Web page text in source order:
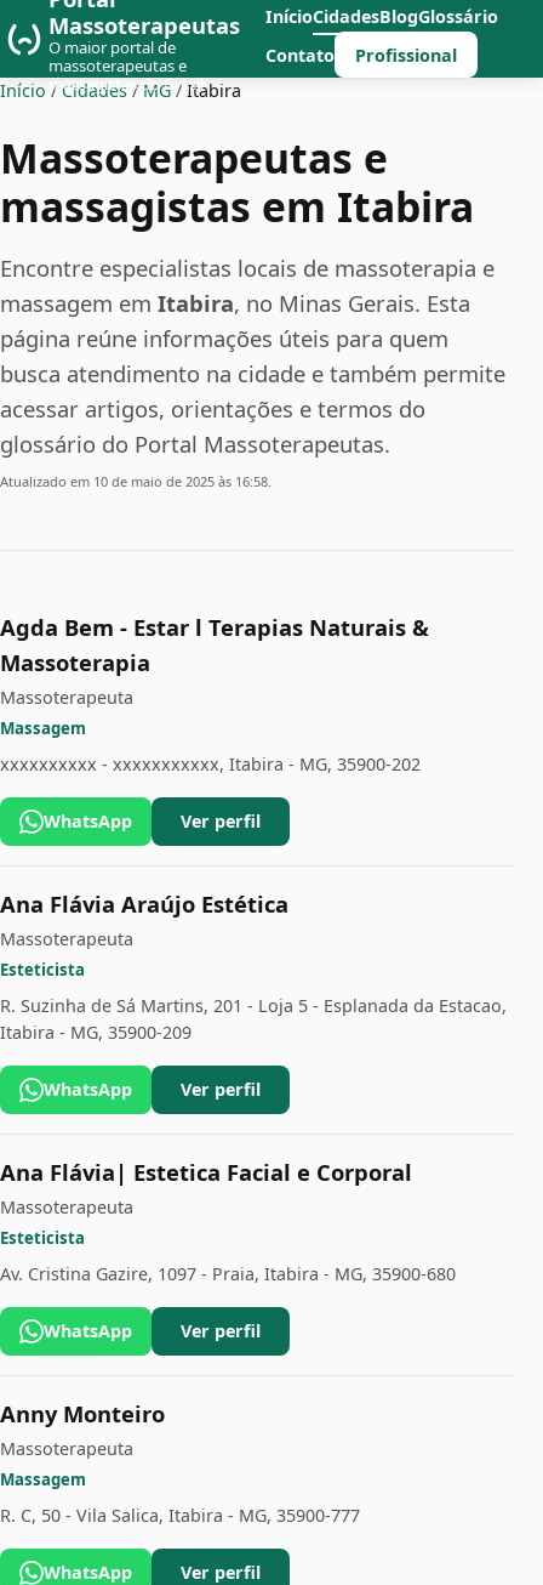
Massoterapeutas
O maior portal de
massoterapeutas e
massagistas do Brasil
InícioCidadesBlogGlossário
Contato
Profissional
Início / Cidades / MG / Itabira
Massoterapeutas e
massagistas em Itabira
Encontre especialistas locais de massoterapia e
massagem em Itabira, no Minas Gerais. Esta
página reúne informações úteis para quem
busca atendimento na cidade e também permite
acessar artigos, orientações e termos do
glossário do Portal Massoterapeutas.
Atualizado em 10 de maio de 2025 às 16:58.
Agda Bem - Estar l Terapias Naturais &
Massoterapia
Massoterapeuta
Massagem
xxxxxxxxxx - xxxxxxxxxxx, Itabira - MG, 35900-202
WhatsApp Ver perfil
Ana Flávia Araújo Estética
Massoterapeuta
Esteticista
R. Suzinha de Sá Martins, 201 - Loja 5 - Esplanada da Estacao,
Itabira - MG, 35900-209
WhatsApp Ver perfil
Ana Flávia| Estetica Facial e Corporal
Massoterapeuta
Esteticista
Av. Cristina Gazire, 1097 - Praia, Itabira - MG, 35900-680
WhatsApp Ver perfil
Anny Monteiro
Massoterapeuta
Massagem
R. C, 50 - Vila Salica, Itabira - MG, 35900-777
WhatsApp Ver perfil